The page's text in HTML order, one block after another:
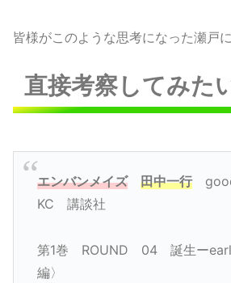
皆様がこのような思考になった瀬戸
直接考察してみた
エンバンメイズ 田中一行
KC 講談社
第1巻 ROUND 04 誕生ー
編〉